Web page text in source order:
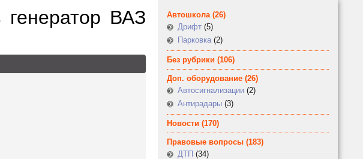
генератор ВАЗ
Автошкола(26)
Дрифт (5)
Парковка (2)
Без рубрики (106)
Доп. оборудование (26)
Автосигнализации (2)
Антирадары (3)
Новости (170)
Правовые вопросы (183)
ДТП (34)